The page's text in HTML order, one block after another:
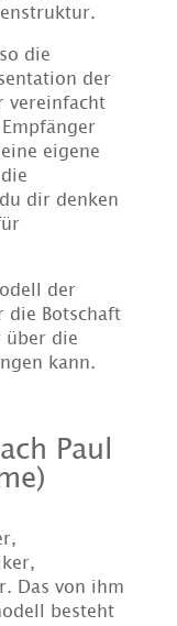
die
der
vereinfacht
eigene
dir denken
der
die Botschaft
über die
kann.
Paul
Das von ihm
besteht